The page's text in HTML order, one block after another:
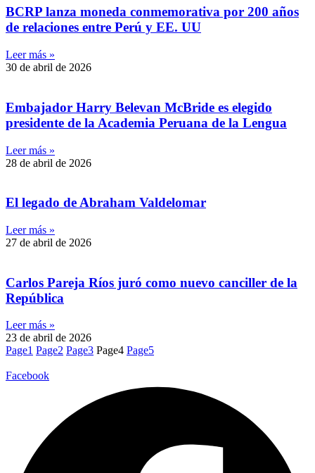
BCRP lanza moneda conmemorativa por 200 años
de relaciones entre Perú y EE. UU
Leer más »
30 de abril de 2026
Embajador Harry Belevan McBride es elegido
presidente de la Academia Peruana de la Lengua
Leer más »
28 de abril de 2026
El legado de Abraham Valdelomar
Leer más »
27 de abril de 2026
Carlos Pareja Ríos juró como nuevo canciller de la
República
Leer más »
23 de abril de 2026
Page1 Page2 Page3 Page4 Page5
Facebook